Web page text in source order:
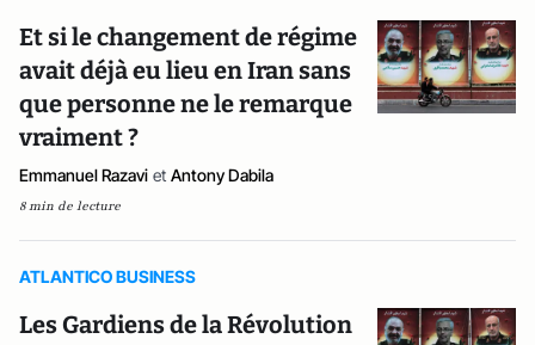
Et si le changement de régime
avait déjà eu lieu en Iran sans
que personne ne le remarque
vraiment ?
Emmanuel Razavi et Antony Dabila
8 min de lecture
ATLANTICO BUSINESS
Les Gardiens de la Révolution